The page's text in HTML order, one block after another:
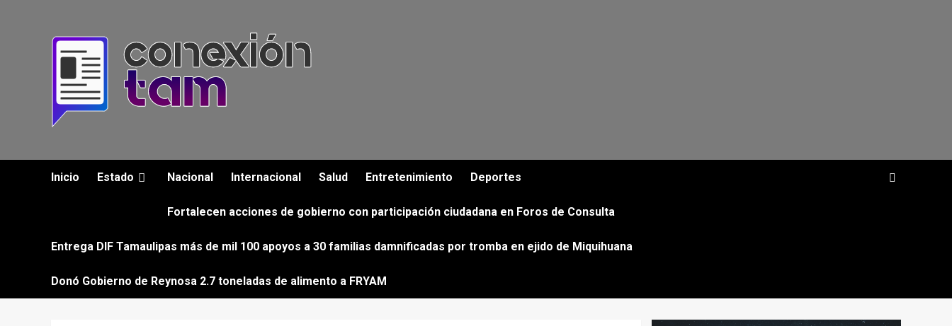
Inicio Estado Nacional Internacional Salud Entretenimiento Deportes
Fortalecen acciones de gobierno con participación ciudadana en Foros de Consulta
Entrega DIF Tamaulipas más de mil 100 apoyos a 30 familias damnificadas por tromba en ejido de Miquihuana
Donó Gobierno de Reynosa 2.7 toneladas de alimento a FRYAM